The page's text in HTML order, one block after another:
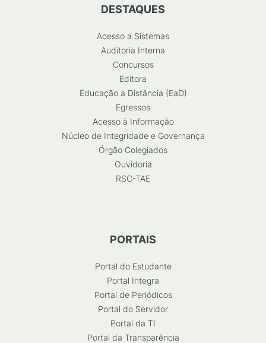
DESTAQUES
Acesso a Sistemas
Auditoria Interna
Concursos
Editora
Educação a Distância (EaD)
Egressos
Acesso à Informação
Núcleo de Integridade e Governança
Órgão Colegiados
Ouvidoria
RSC-TAE
PORTAIS
Portal do Estudante
Portal Integra
Portal de Periódicos
Portal do Servidor
Portal da TI
Portal da Transparência